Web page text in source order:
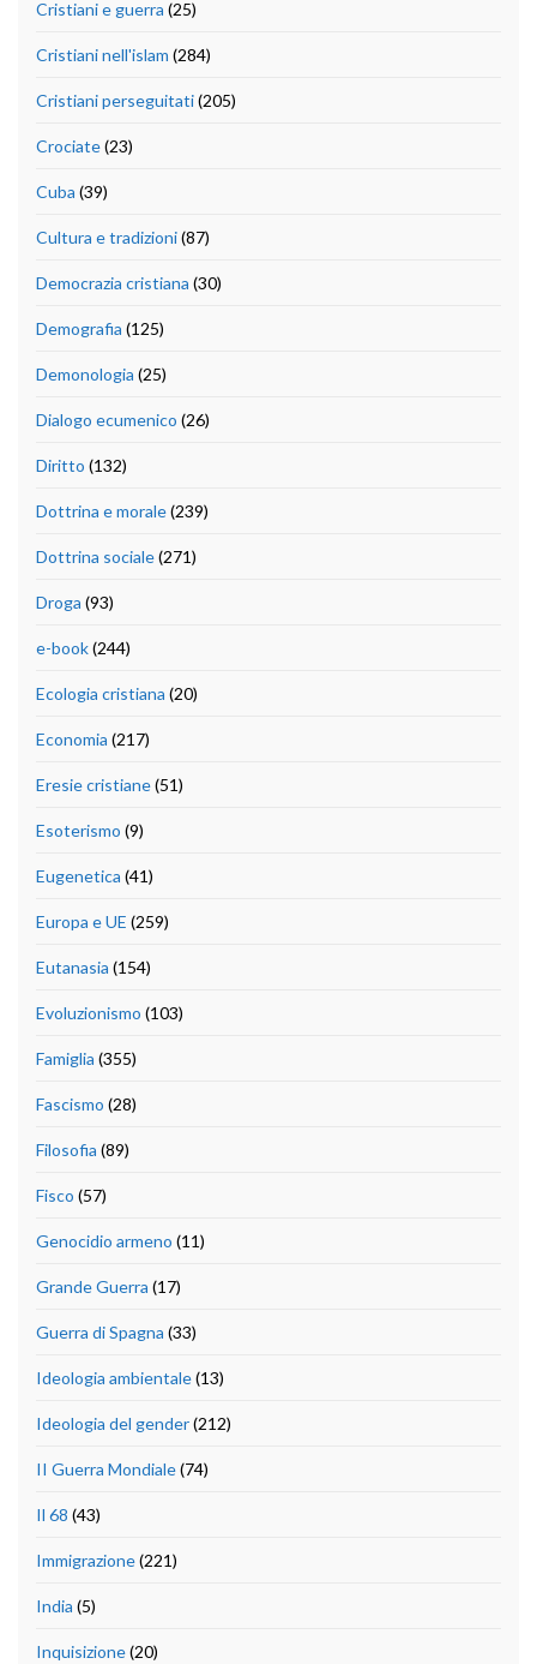
Cristiani e guerra (25)
Cristiani nell'islam (284)
Cristiani perseguitati(205)
Crociate(23)
Cuba (39)
Cultura e tradizioni(87)
Democrazia cristiana (30)
Demografia (125)
Demonologia (25)
Dialogo ecumenico (26)
Diritto (132)
Dottrina e morale(239)
Dottrina sociale(271)
Droga (93)
e-book(244)
Ecologia cristiana (20)
Economia (217)
Eresie cristiane(51)
Esoterismo (9)
Eugenetica (41)
Europa e UE (259)
Eutanasia (154)
Evoluzionismo (103)
Famiglia (355)
Fascismo (28)
Filosofia (89)
Fisco (57)
Genocidio armeno (11)
Grande Guerra (17)
Guerra di Spagna (33)
Ideologia ambientale(13)
Ideologia del gender(212)
II Guerra Mondiale(74)
Il 68 (43)
Immigrazione(221)
India (5)
Inquisizione(20)